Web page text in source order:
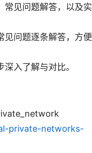
常见问题解答，以及实
见问题逐条解答，方便
入了解与对比。
private-networks-